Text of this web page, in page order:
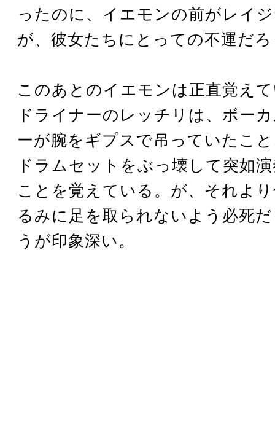
ったのに、イエモンの前がレイ
が、彼女たちにとっての不運だ
このあとのイエモンは正直覚え
ドライナーのレッチリは、ボー
ーが腕をギプスで吊っていたこ
ドラムセットをぶっ壊して突如
ことを覚えている。が、それよ
るみに足を取られないよう必死
うが印象深い。